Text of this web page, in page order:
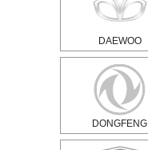
DAEWOO
DONGFENG